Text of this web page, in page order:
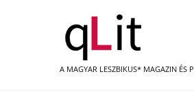
A MAGYAR LESZBIKUS* MAGAZIN ÉS